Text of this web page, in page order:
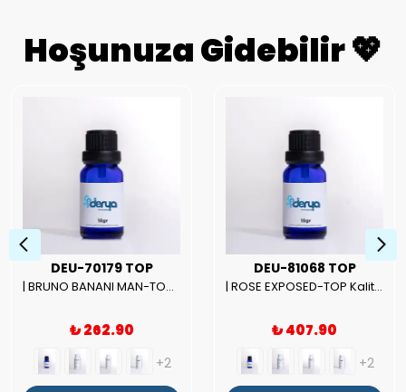
Hoşunuza Gidebilir 💖
DEU-70179 TOP
| BRUNO BANANI MAN-TOP Kalite Erkek Parfüm Esansı.|
₺ 262.90
+2
DEU-81068 TOP
| ROSE EXPOSED-TOP Kalite Unısex Parfüm Esansı.|
₺ 407.90
+2